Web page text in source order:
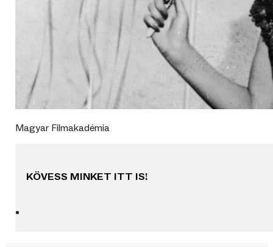
Magyar Filmakadémia
KÖVESS MINKET ITT IS!